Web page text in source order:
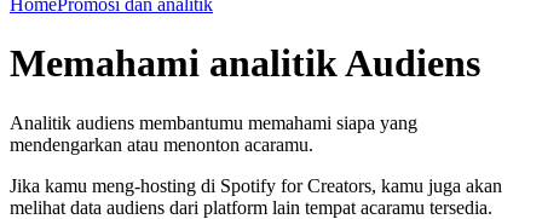
HomePromosi dan analitik
Memahami analitik Audiens
Analitik audiens membantumu memahami siapa yang
mendengarkan atau menonton acaramu.
Jika kamu meng-hosting di Spotify for Creators, kamu juga akan
melihat data audiens dari platform lain tempat acaramu tersedia.